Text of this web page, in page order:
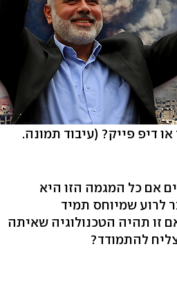
דיפ פייק? (עיבוד תמונה.
אם כל המגמה הזו היא
לרוע שמיוחס תמיד
זו תהיה הטכנולוגיה שאיתה
להתמודד?